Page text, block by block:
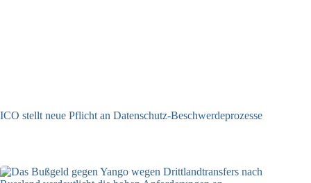
ICO stellt neue Pflicht an Datenschutz-Beschwerdeprozesse